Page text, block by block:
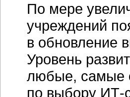
По мере
учреждений
в обновление
Уровень
любые, самые
по выбору ИТ-